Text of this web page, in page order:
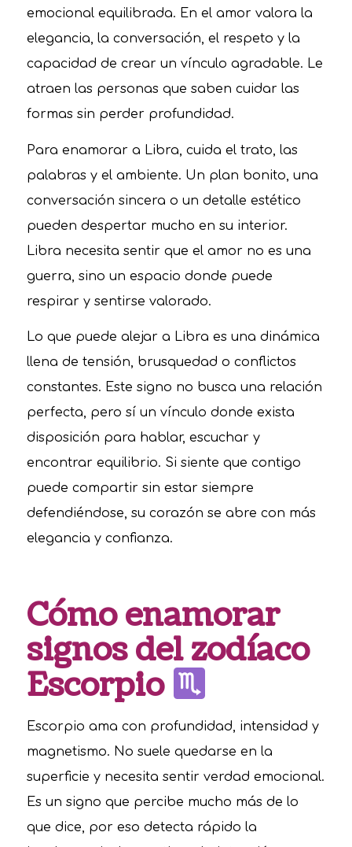
emocional equilibrada. En el amor valora la
elegancia, la conversación, el respeto y la
capacidad de crear un vínculo agradable. Le
atraen las personas que saben cuidar las
formas sin perder profundidad.
Para enamorar a Libra, cuida el trato, las
palabras y el ambiente. Un plan bonito, una
conversación sincera o un detalle estético
pueden despertar mucho en su interior.
Libra necesita sentir que el amor no es una
guerra, sino un espacio donde puede
respirar y sentirse valorado.
Lo que puede alejar a Libra es una dinámica
llena de tensión, brusquedad o conflictos
constantes. Este signo no busca una relación
perfecta, pero sí un vínculo donde exista
disposición para hablar, escuchar y
encontrar equilibrio. Si siente que contigo
puede compartir sin estar siempre
defendiéndose, su corazón se abre con más
elegancia y confianza.
Cómo enamorar
signos del zodíaco
Escorpio
Escorpio ama con profundidad, intensidad y
magnetismo. No suele quedarse en la
superficie y necesita sentir verdad emocional.
Es un signo que percibe mucho más de lo
que dice, por eso detecta rápido la